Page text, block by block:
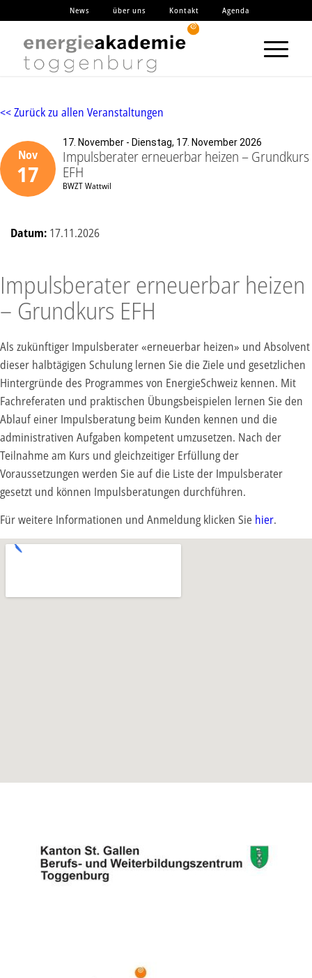
News über uns Kontakt Agenda
<< Zurück zu allen Veranstaltungen
Nov
17
17. November - Dienstag, 17. November 2026
Impulsberater erneuerbar heizen – Grundkurs
EFH
BWZT Wattwil
Datum: 17.11.2026
Impulsberater erneuerbar heizen
– Grundkurs EFH
Als zukünftiger Impulsberater «erneuerbar heizen» und Absolvent
dieser halbtägigen Schulung lernen Sie die Ziele und gesetzlichen
Hintergründe des Programmes von EnergieSchweiz kennen. Mit
Fachreferaten und praktischen Übungsbeispielen lernen Sie den
Ablauf einer Impulsberatung beim Kunden kennen und die
administrativen Aufgaben kompetent umzusetzen. Nach der
Teilnahme am Kurs und gleichzeitiger Erfüllung der
Voraussetzungen werden Sie auf die Liste der Impulsberater
gesetzt und können Impulsberatungen durchführen.
Für weitere Informationen und Anmeldung klicken Sie hier.